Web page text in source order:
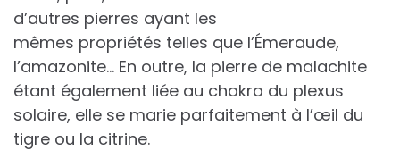
d’autres pierres ayant les
mêmes propriétés telles que l’Émeraude,
l’amazonite… En outre, la pierre de malachite
étant également liée au chakra du plexus
solaire, elle se marie parfaitement à l’œil du
tigre ou la citrine.